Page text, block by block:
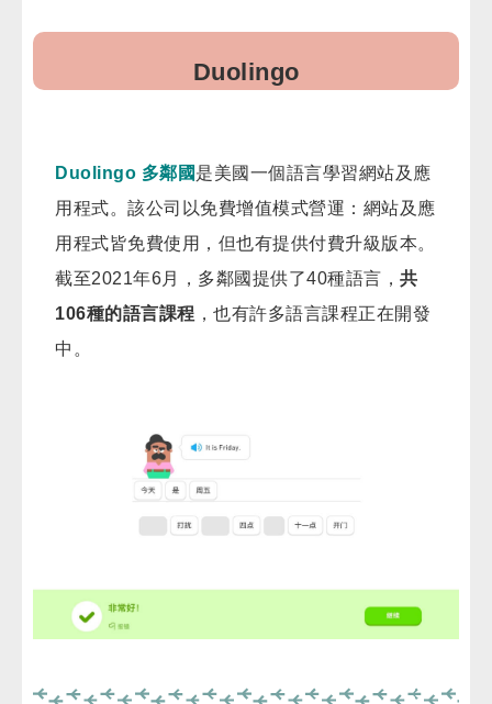
Duolingo
Duolingo 多鄰國是美國一個語言學習網站及應
用程式。該公司以免費增值模式營運：網站及應
用程式皆免費使用，但也有提供付費升級版本。
截至2021年6月，多鄰國提供了40種語言， 共
106種的語言課程 ，也有許多語言課程正在開發
中。